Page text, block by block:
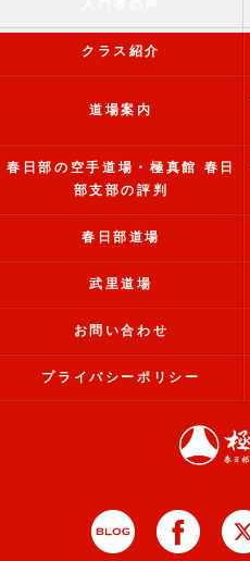
クラス紹介
道場案内
春日部の空手道場・極真館 春日
部支部の評判
春日部道場
武里道場
お問い合わせ
プライバシーポリシー